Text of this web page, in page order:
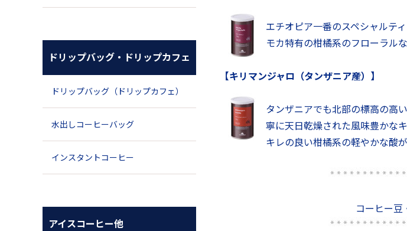
エチオピア一番のスペシャルテ
モカ特有の柑橘系のフローラル
【キリマンジャロ（タンザニア産）】
タンザニアでも北部の標高の高
寧に天日乾燥された風味豊かな
キレの良い柑橘系の軽やかな酸
コーヒー豆
ドリップバッグ・ドリップカフェ
ドリップバッグ（ドリップカフェ）
水出しコーヒーバッグ
インスタントコーヒー
アイスコーヒー他